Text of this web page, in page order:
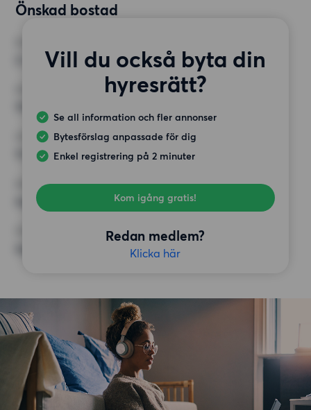
Önskad bostad
Vill du också byta din
hyresrätt?
Se all information och fler annonser
Bytesförslag anpassade för dig
Enkel registrering på 2 minuter
Kom igång gratis!
Redan medlem?
Klicka här
MINST ANTAL KVADRATMETER
HÖGSTA HYRA
11 000 kr
Inga speciella krav
ÖVRIGA PREFERENSER
Inga speciella preferenser